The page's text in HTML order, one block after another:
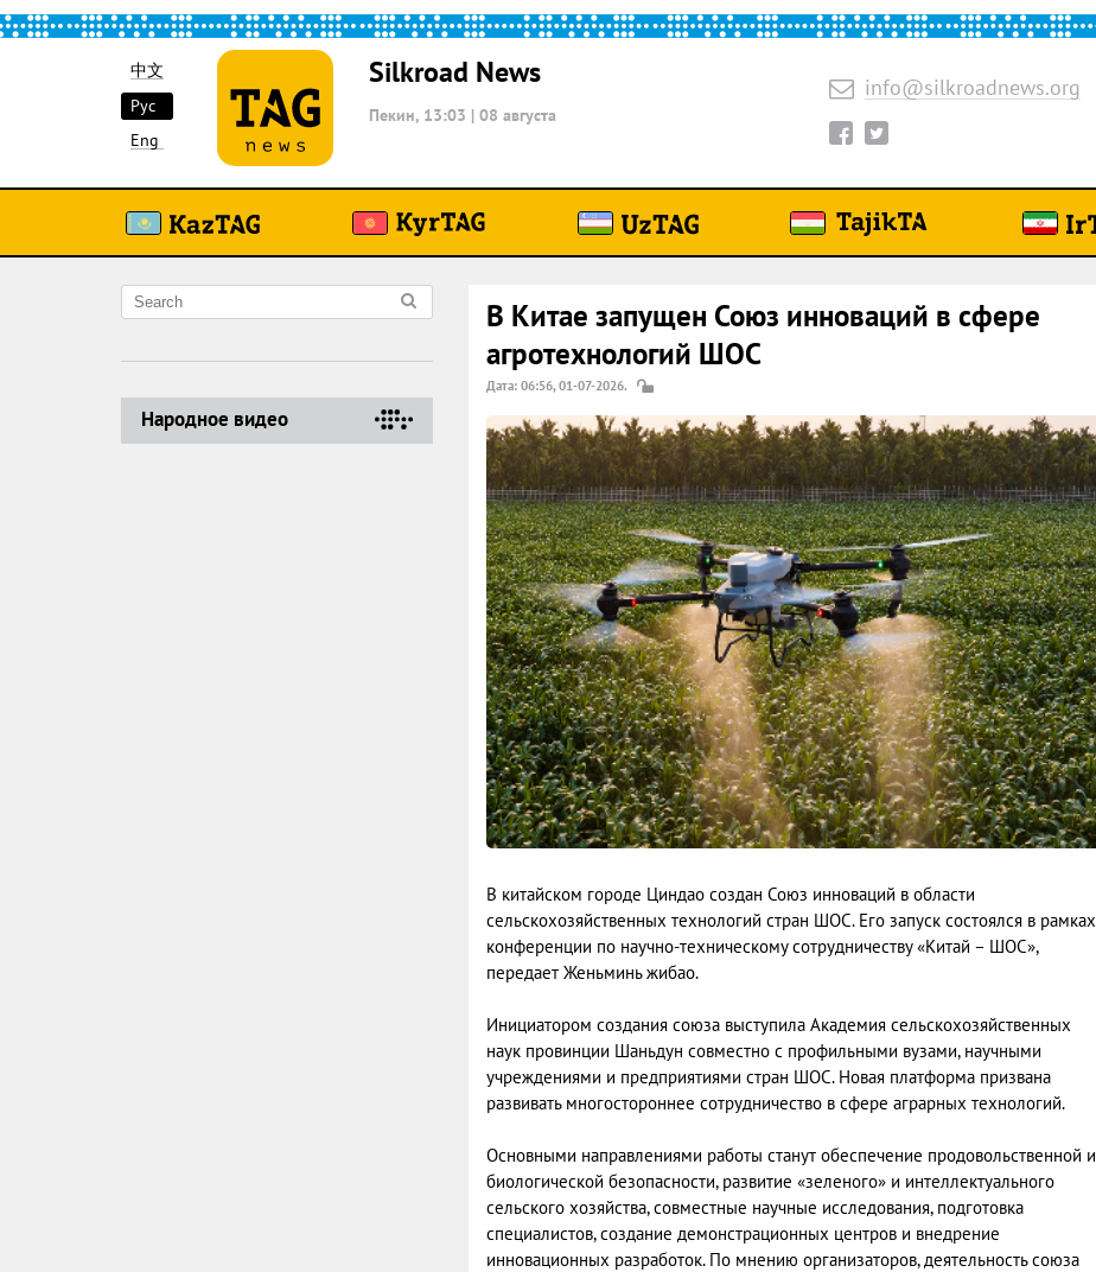
中文
Рус
Eng
Silkroad News
Пекин, 13:03 | 08 августа
info@silkroadnews.org
Народное видео
В Китае запущен Союз инноваций в сфере
агротехнологий ШОС
Дата: 06:56, 01-07-2026.
В китайском городе Циндао создан Союз инноваций в области
сельскохозяйственных технологий стран ШОС. Его запуск состоялся в рамках
конференции по научно-техническому сотрудничеству «Китай – ШОС»,
передает Женьминь жибао.
Инициатором создания союза выступила Академия сельскохозяйственных
наук провинции Шаньдун совместно с профильными вузами, научными
учреждениями и предприятиями стран ШОС. Новая платформа призвана
развивать многостороннее сотрудничество в сфере аграрных технологий.
Основными направлениями работы станут обеспечение продовольственной и
биологической безопасности, развитие «зеленого» и интеллектуального
сельского хозяйства, совместные научные исследования, подготовка
специалистов, создание демонстрационных центров и внедрение
инновационных разработок. По мнению организаторов, деятельность союза